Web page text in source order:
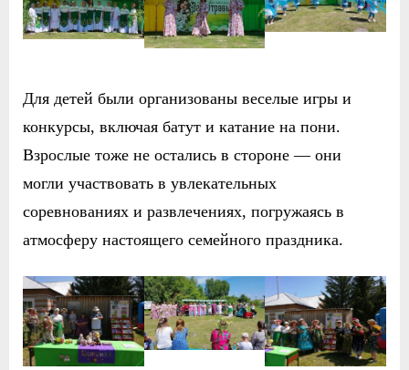
Для детей были организованы веселые игры и
конкурсы, включая батут и катание на пони.
Взрослые тоже не остались в стороне — они
могли участвовать в увлекательных
соревнованиях и развлечениях, погружаясь в
атмосферу настоящего семейного праздника.